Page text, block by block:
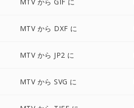
MTV から DXF に
MTV から JP2 に
MTV から SVG に